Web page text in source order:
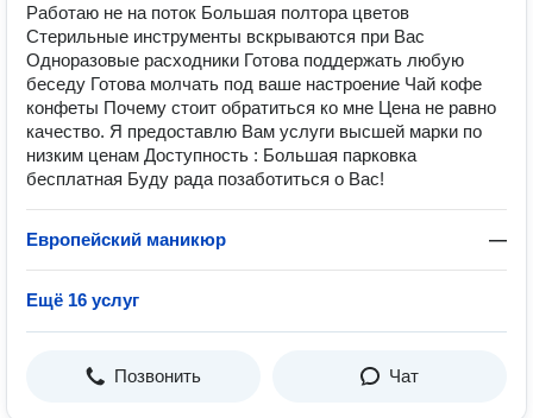
Работаю не на поток Большая полтора цветов
Стерильные инструменты вскрываются при Вас
Одноразовые расходники Готова поддержать любую
беседу Готова молчать под ваше настроение Чай кофе
конфеты Почему стоит обратиться ко мне Цена не равно
качество. Я предоставлю Вам услуги высшей марки по
низким ценам Доступность : Большая парковка
бесплатная Буду рада позаботиться о Вас!
Европейский маникюр —
Ещё 16 услуг
Позвонить Чат